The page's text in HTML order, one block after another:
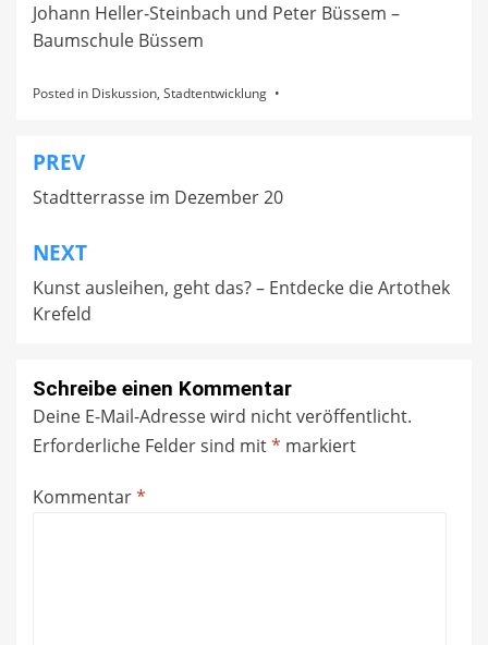
Johann Heller-Steinbach und Peter Büssem –
Baumschule Büssem
Posted in Diskussion, Stadtentwicklung
Beitragsnavigation
PREV
Stadtterrasse im Dezember 20
NEXT
Kunst ausleihen, geht das? – Entdecke die Artothek
Krefeld
Schreibe einen Kommentar
Deine E-Mail-Adresse wird nicht veröffentlicht.
Erforderliche Felder sind mit* markiert
Kommentar*